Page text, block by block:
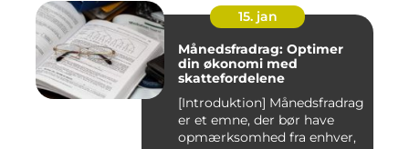
15. jan
Månedsfradrag: Optimer
din økonomi med
skattefordelene
[Introduktion] Månedsfradrag
er et emne, der bør have
opmærksomhed fra enhver,